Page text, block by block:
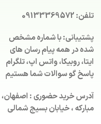
تلفن: 09133369572
پشتیبانی: با شماره مشخص
شده در همه پیام رسان های
ایتا، روبیکا، واتس اپ، تلگرام
پاسخ گو سوالات شما هستیم
آدرس خرید حضوری : اصفهان،
مبارکه ، خیابان بسیج شمالی